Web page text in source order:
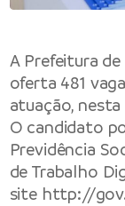
A Prefeitura de
oferta 481
atuação, nesta
O candidato
Previdência
de Trabalho
site http://